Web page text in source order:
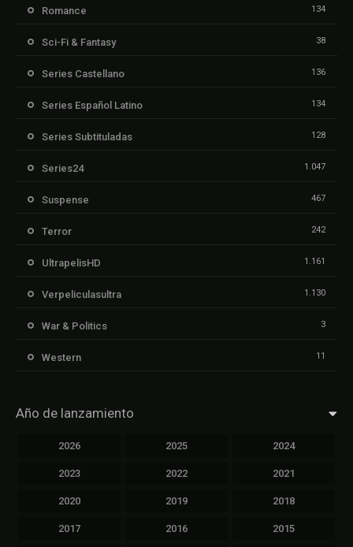
Romance 134
Sci-Fi & Fantasy 38
Series Castellano 136
Series Español Latino 134
Series Subtituladas 128
Series24 1.047
Suspense 467
Terror 242
UltrapelisHD 1.161
Verpeliculasultra 1.130
War & Politics 3
Western 11
Año de lanzamiento
2026 2025 2024
2023 2022 2021
2020 2019 2018
2017 2016 2015